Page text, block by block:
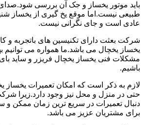
باید موتور یخساز و جک آن بررسی شود.صدای
طبیعی نیست.اما موقع یخ گیری از یخساز
عادی است و جای نگرانی نیست.
شرکت بعثت دارای تکنیسین های باتجربه و
یخساز یخچال می باشد.ما همواره می توانیم
مشکلات فنی یخساز یخچال فریزر و ساید
باشیم.
لازم به ذکر است که امکان تعمیرات
حتی در منزل و محل نیز وجود دارد.زیرا
دنبال تعمیرات در سریع ترین زمان ممکن
برای مشتریان عزیز می باشد.